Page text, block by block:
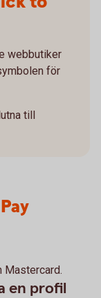
webbutiker
för
till
Mastercard.
en profil